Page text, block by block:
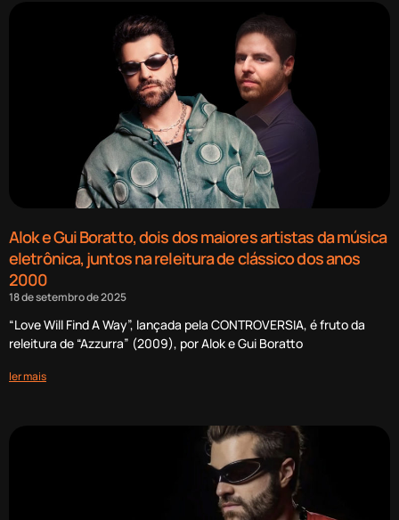
Alok e Gui Boratto, dois dos maiores artistas da música
eletrônica, juntos na releitura de clássico dos anos
2000
18 de setembro de 2025
“Love Will Find A Way”, lançada pela CONTROVERSIA, é fruto da
releitura de “Azzurra” (2009), por Alok e Gui Boratto
ler mais